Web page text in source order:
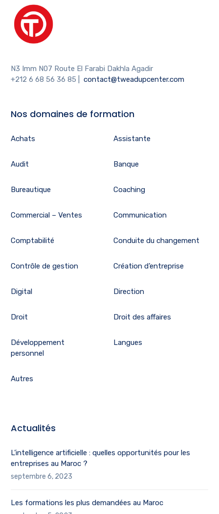
N3 Imm N07 Route El Farabi Dakhla Agadir
+212 6 68 56 36 85
|contact@tweadupcenter.com
Nos domaines de formation
Achats Assistante
Audit Banque
Bureautique Coaching
Commercial – Ventes Communication
Comptabilité Conduite du changement
Contrôle de gestion Création d’entreprise
Digital Direction
Droit Droit des affaires
Développement
personnel
Langues
Autres
Actualités
L’intelligence artificielle : quelles opportunités pour les
entreprises au Maroc ?
septembre 6, 2023
Les formations les plus demandées au Maroc